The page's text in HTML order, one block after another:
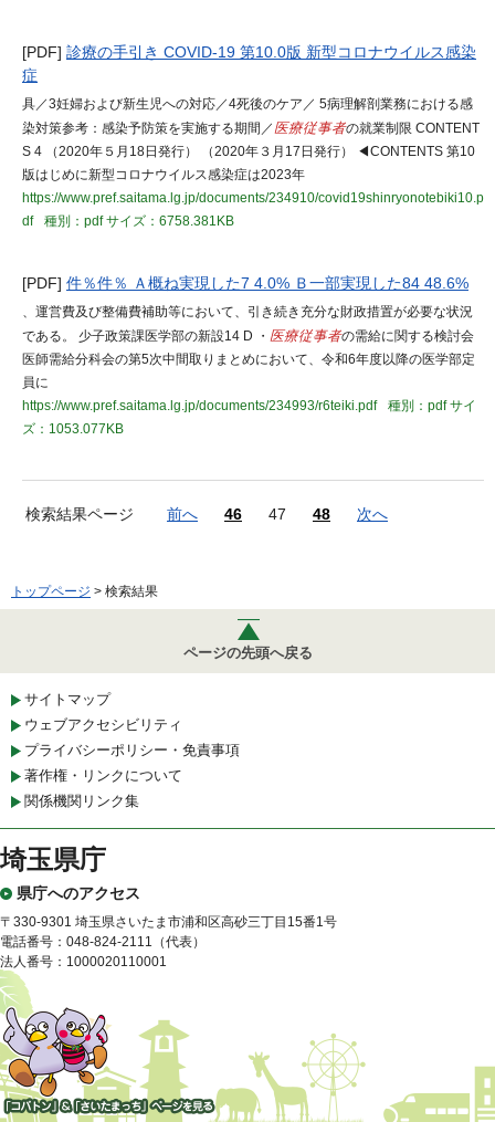
[PDF] 診療の手引き COVID-19 第10.0版 新型コロナウイルス感染
症
具／3妊婦および新生児への対応／4死後のケア／ 5病理解剖業務における感
染対策参考：感染予防策を実施する期間／ 医療従事者の就業制限 CONTENT
S 4 （2020年５月18日発行） （2020年３月17日発行） ◀CONTENTS 第10
版はじめに新型コロナウイルス感染症は2023年
https://www.pref.saitama.lg.jp/documents/234910/covid19shinryonotebiki10.p
df
種別：pdfサイズ：6758.381KB
[PDF] 件％件％ Ａ概ね実現した7 4.0% Ｂ一部実現した84 48.6%
、運営費及び整備費補助等において、引き続き充分な財政措置が必要な状況
である。 少子政策課医学部の新設14 D ・ 医療従事者の需給に関する検討会
医師需給分科会の第5次中間取りまとめにおいて、令和6年度以降の医学部定
員に
https://www.pref.saitama.lg.jp/documents/234993/r6teiki.pdf
種別：pdfサイ
ズ：1053.077KB
検索結果ページ 前へ 46 47 48 次へ
トップページ > 検索結果
ページの先頭へ戻る
サイトマップ
ウェブアクセシビリティ
プライバシーポリシー・免責事項
著作権・リンクについて
関係機関リンク集
埼玉県庁
県庁へのアクセス
〒330-9301 埼玉県さいたま市浦和区高砂三丁目15番1号
電話番号：048-824-2111（代表）
法人番号：1000020110001
「コバトン」&「さいたまっ